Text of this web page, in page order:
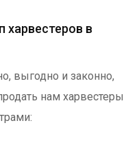
харвестеров в
выгодно и законно,
нам харвестеры